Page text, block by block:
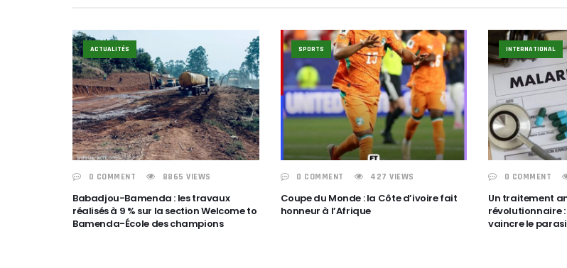
ACTUALITÉS
0 COMMENT 8865 VIEWS
Babadjou-Bamenda : les travaux
réalisés à 9 % sur la section Welcome to
Bamenda-École des champions
SPORTS
0 COMMENT 427 VIEWS
Coupe du Monde : la Côte d’ivoire fait
honneur à l’Afrique
INTERNATIONAL
0 COMMENT
Un traitement
révolutionnaire :
vaincre le